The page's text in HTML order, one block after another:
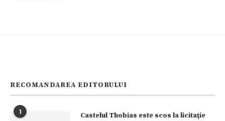
RECOMANDAREA EDITORULUI
1 Castelul Thobias este scos la licitaţie